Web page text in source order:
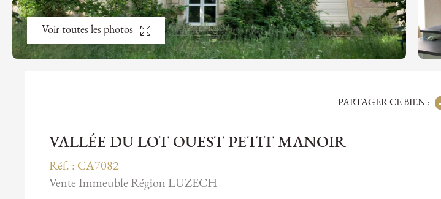
Voir toutes les photos
PARTAGER CE BIEN :
VALLÉE DU LOT OUEST PETIT MANOIR
Réf. : CA7082
Vente Immeuble Région LUZECH